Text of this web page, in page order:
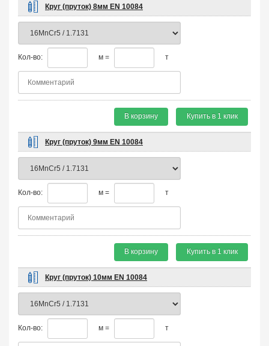
Круг (пруток) 8мм EN 10084
Кол-во: м = т
В корзину Купить в 1 клик
Круг (пруток) 9мм EN 10084
Кол-во: м = т
В корзину Купить в 1 клик
Круг (пруток) 10мм EN 10084
Кол-во: м = т